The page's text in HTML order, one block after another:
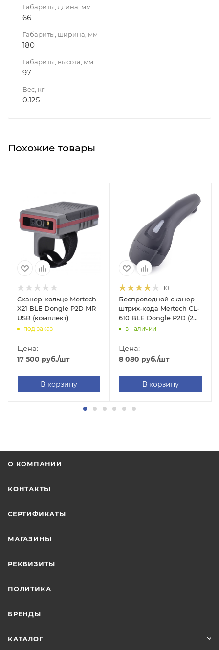
Габариты, длина, мм
66
Габариты, ширина, мм
180
Габариты, высота, мм
97
Вес, кг
0.125
Похожие товары
Сканер-кольцо Mertech
X21 BLE Dongle P2D MR
USB (комплект)
под заказ
Цена:
17 500 руб./шт
В корзину
10
Беспроводной сканер
штрих-кода Mertech CL-
610 BLE Dongle P2D (2D,
черный, без подставки
в наличии
Цена:
8 080 руб./шт
В корзину
О КОМПАНИИ
КОНТАКТЫ
СЕРТИФИКАТЫ
МАГАЗИНЫ
РЕКВИЗИТЫ
ПОЛИТИКА
БРЕНДЫ
КАТАЛОГ